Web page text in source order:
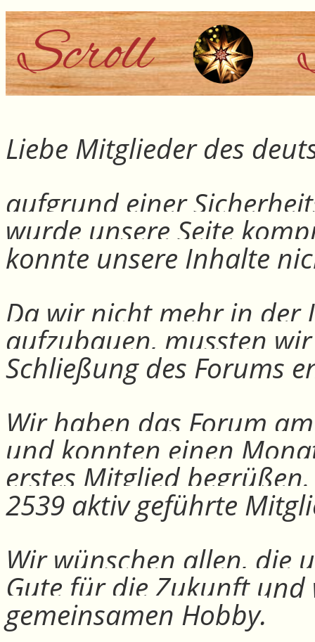
Liebe Mitglieder des
aufgrund einer
wurde unsere Seite
konnte unsere Inhalte
Da wir nicht mehr in der
aufzubauen, mussten
Schließung des Forums
Wir haben das Forum
und konnten einen
erstes Mitglied
2539 aktiv geführte
Wir wünschen allen, die
Gute für die Zukunft
gemeinsamen Hobby.